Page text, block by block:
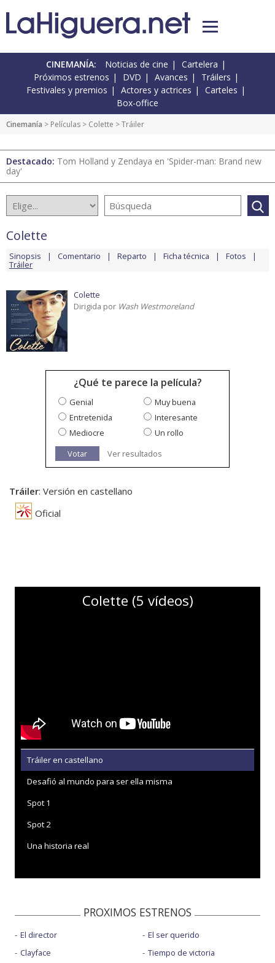
CINEMANÍA: Noticias de cine
Cartelera
Próximos estrenos
DVD Avances
Tráilers
Festivales y premios
Actores y actrices
Carteles
Box-office
Cinemanía > Películas > Colette > Tráiler
Destacado: Tom Holland y Zendaya en 'Spider-man: Brand new
day'
Colette
Sinopsis Comentario Reparto Ficha técnica Fotos
Tráiler
Colette
Dirigida por Wash Westmoreland
¿Qué te parece la película?
Genial
Muy buena
Entretenida
Interesante
Mediocre
Un rollo
Votar
Ver resultados
Tráiler: Versión en castellano
Oficial
Colette (5 vídeos)
Tráiler en castellano
Desafió al mundo para ser ella misma
Spot 1
Spot 2
Una historia real
PROXIMOS ESTRENOS
El director
Clayface
El ser querido
Tiempo de victoria